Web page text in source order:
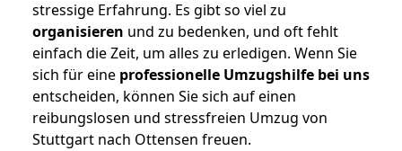
stressige Erfahrung. Es gibt so viel zu
organisieren und zu bedenken, und oft fehlt
einfach die Zeit, um alles zu erledigen. Wenn Sie
sich für eine professionelle Umzugshilfe bei uns
entscheiden, können Sie sich auf einen
reibungslosen und stressfreien Umzug von
Stuttgart nach Ottensen freuen.